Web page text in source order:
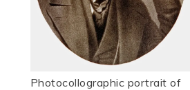
Photocollographic portrait of